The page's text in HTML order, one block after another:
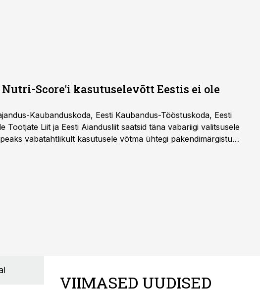
Score'i kasutuselevõtt Eestis ei ole
Kaubanduskoda, Eesti Kaubandus-Tööstuskoda, Eesti
Tootjate Liit ja Eesti Aiandusliit saatsid täna vabariigi valitsusele
vabatahtlikult kasutusele võtma ühtegi pakendimärgistuse
VIIMASED UUDISED